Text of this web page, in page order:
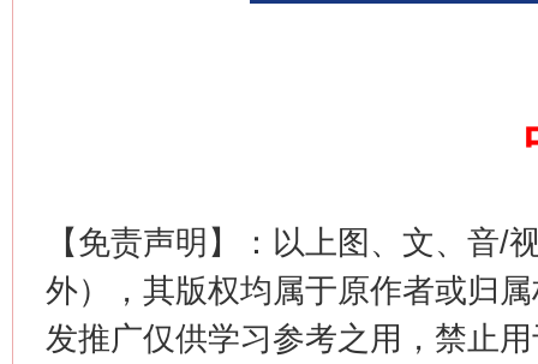
【免责声明】：以上图、文、音/
外），其版权均属于原作者或归
发推广仅供学习参考之用，禁止